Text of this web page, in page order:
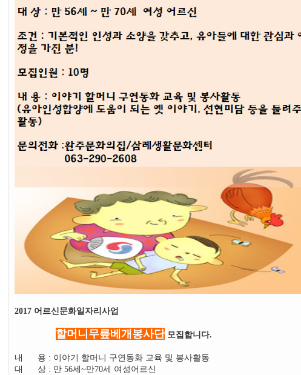
2017 어르신문화일자리사업
할머니무릎베개봉사단 모집합니다.
내 용 : 이야기 할머니 구연동화 교육 및 봉사활동
대 상 : 만 56세~만70세 여성어르신